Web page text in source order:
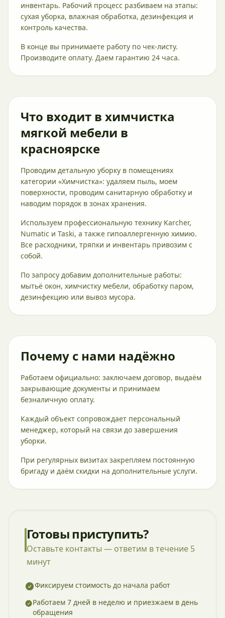
инвентарь. Рабочий процесс разбиваем на этапы:
сухая уборка, влажная обработка, дезинфекция и
контроль качества.
В конце вы принимаете работу по чек-листу.
Производите оплату. Даем гарантию 24 часа.
Что входит в химчистка
мягкой мебели в
красноярске
Проводим детальную уборку в помещениях
категории «Химчистка»: удаляем пыль, моем
поверхности, проводим санитарную обработку и
наводим порядок в зонах хранения.
Используем профессиональную технику Karcher,
Numatic и Taski, а также гипоаллергенную химию.
Все расходники, тряпки и инвентарь привозим с
собой.
По запросу добавим дополнительные работы:
мытьё окон, химчистку мебели, обработку паром,
дезинфекцию или вывоз мусора.
Почему с нами надёжно
Работаем официально: заключаем договор, выдаём
закрывающие документы и принимаем
безналичную оплату.
Каждый объект сопровождает персональный
менеджер, который на связи до завершения
уборки.
При регулярных визитах закрепляем постоянную
бригаду и даём скидки на дополнительные услуги.
Готовы приступить?
Оставьте контакты — ответим в течение 5
минут
Фиксируем стоимость до начала работ
Работаем 7 дней в неделю и приезжаем в день
обращения